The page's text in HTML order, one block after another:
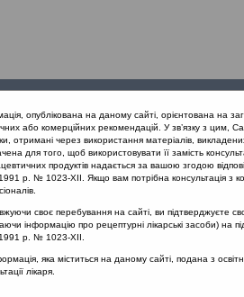
заходи
лімфоїдного глоткового
глоткового
В даному розділі немає материалів
опублікована на даному сайті, орієнтована на
або комерційних рекомендацій. У зв’язку з цим,
отримані через використання матеріалів,
для того, щоб використовувати її замість
продуктів надається за вашою згодою
р. № 1023-XII. Якщо вам потрібна консультація з
своє перебування на сайті, ви підтверджуєте
інформацію про рецептурні лікарські засоби) на
р. № 1023-XII.
яка міститься на даному сайті, подана з
лікаря.